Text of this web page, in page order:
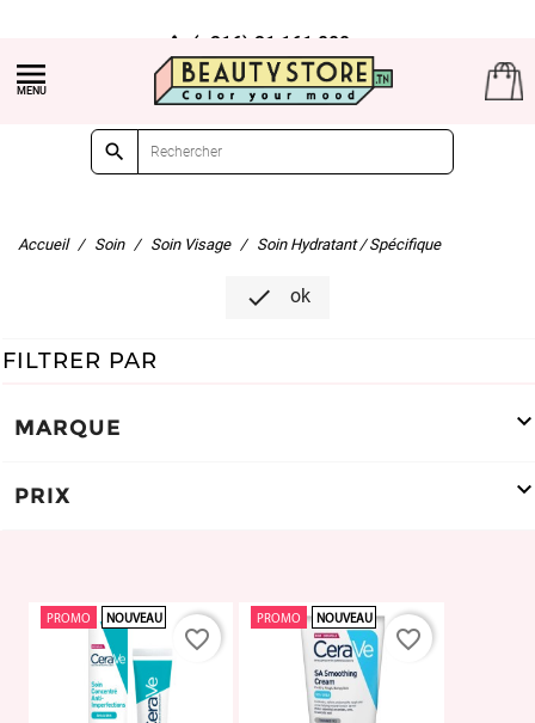
Livraison gratuite à partir de 99dt d'achat


Accueil Soin Soin Visage Soin Hydratant / Spécifique
 ok
FILTRER PAR
MARQUE
PRIX
PROMO NOUVEAU
favorite_border
PROMO NOUVEAU
favorite_border